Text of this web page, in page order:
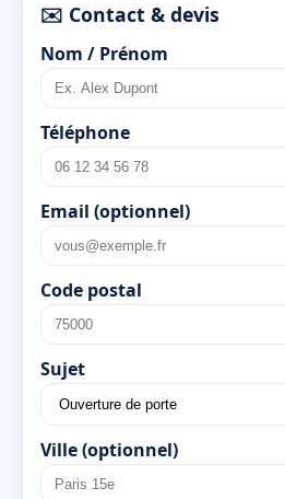
✉️ Contact & devis
Nom / Prénom
Téléphone
Email (optionnel)
Code postal
Sujet
Ville (optionnel)